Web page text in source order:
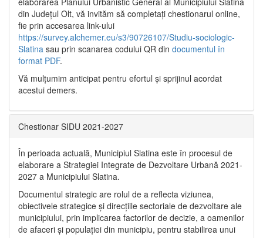
din Județul Olt, vă invităm să completați chestionarul online,
fie prin accesarea link-ului
https://survey.alchemer.eu/s3/90726107/Studiu-sociologic-
Slatina sau prin scanarea codului QR din documentul în
format PDF.
Vă mulţumim anticipat pentru efortul şi sprijinul acordat
acestui demers.
Chestionar SIDU 2021-2027
În perioada actuală, Municipiul Slatina este în procesul de
elaborare a Strategiei Integrate de Dezvoltare Urbană 2021‐
2027 a Municipiului Slatina.
Documentul strategic are rolul de a reflecta viziunea,
obiectivele strategice și direcțiile sectoriale de dezvoltare ale
municipiului, prin implicarea factorilor de decizie, a oamenilor
de afaceri și populației din municipiu, pentru stabilirea unui